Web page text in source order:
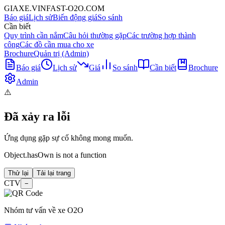
GIAXE.VINFAST-O2O.COM
Báo giáLịch sửBiến động giáSo sánh
Cần biết
Quy trình cần nắmCâu hỏi thường gặpCác trường hợp thành
côngCác đồ cần mua cho xe
BrochureQuản trị (Admin)
Báo giá
Lịch sử Giá So sánh Cần biết
Brochure
Admin
⚠️
Đã xảy ra lỗi
Ứng dụng gặp sự cố không mong muốn.
Object.hasOwn is not a function
Thử lại Tải lại trang
CTV −
Nhóm tư vấn về xe O2O